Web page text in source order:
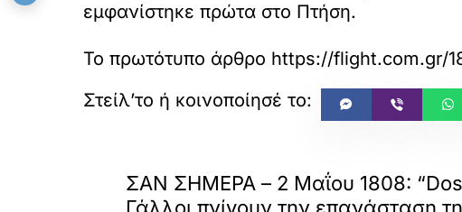
εμφανίστηκε πρώτα στο Πτήση.
Το πρωτότυπο άρθρο https://flight.com.gr/
ΣΑΝ ΣΗΜΕΡΑ – 2 Μαΐου 1808: “Dos